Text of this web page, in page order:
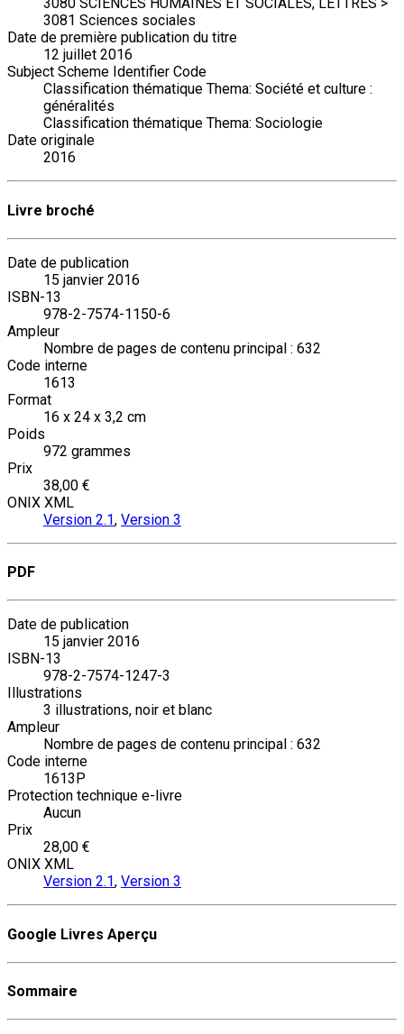
3081 Sciences sociales
Date de première publication du titre
12 juillet 2016
Subject Scheme Identifier Code
Classification thématique Thema: Société et culture :
généralités
Classification thématique Thema: Sociologie
Date originale
2016
Livre broché
Date de publication
15 janvier 2016
ISBN-13
978-2-7574-1150-6
Ampleur
Nombre de pages de contenu principal : 632
Code interne
1613
Format
16 x 24 x 3,2 cm
Poids
972 grammes
Prix
38,00 €
ONIX XML
Version 2.1, Version 3
PDF
Date de publication
15 janvier 2016
ISBN-13
978-2-7574-1247-3
Illustrations
3 illustrations, noir et blanc
Ampleur
Nombre de pages de contenu principal : 632
Code interne
1613P
Protection technique e-livre
Aucun
Prix
28,00 €
ONIX XML
Version 2.1, Version 3
Google Livres Aperçu
Sommaire